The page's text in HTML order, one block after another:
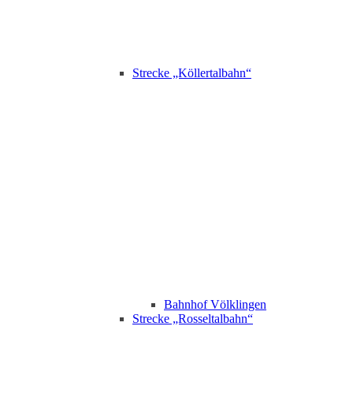
Strecke „Köllertalbahn“
Bahnhof Völklingen
Strecke „Rosseltalbahn“